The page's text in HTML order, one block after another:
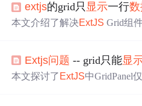
extjs的grid只 显示一行
本文介绍了解决ExtJS Grid组
Extjs问题 -- grid只能显
本文探讨了 ExtJS中GridPanel仅